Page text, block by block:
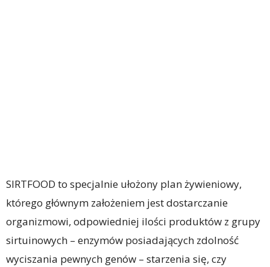
SIRTFOOD to specjalnie ułożony plan żywieniowy,
którego głównym założeniem jest dostarczanie
organizmowi, odpowiedniej ilości produktów z grupy
sirtuinowych – enzymów posiadających zdolność
wyciszania pewnych genów – starzenia się, czy